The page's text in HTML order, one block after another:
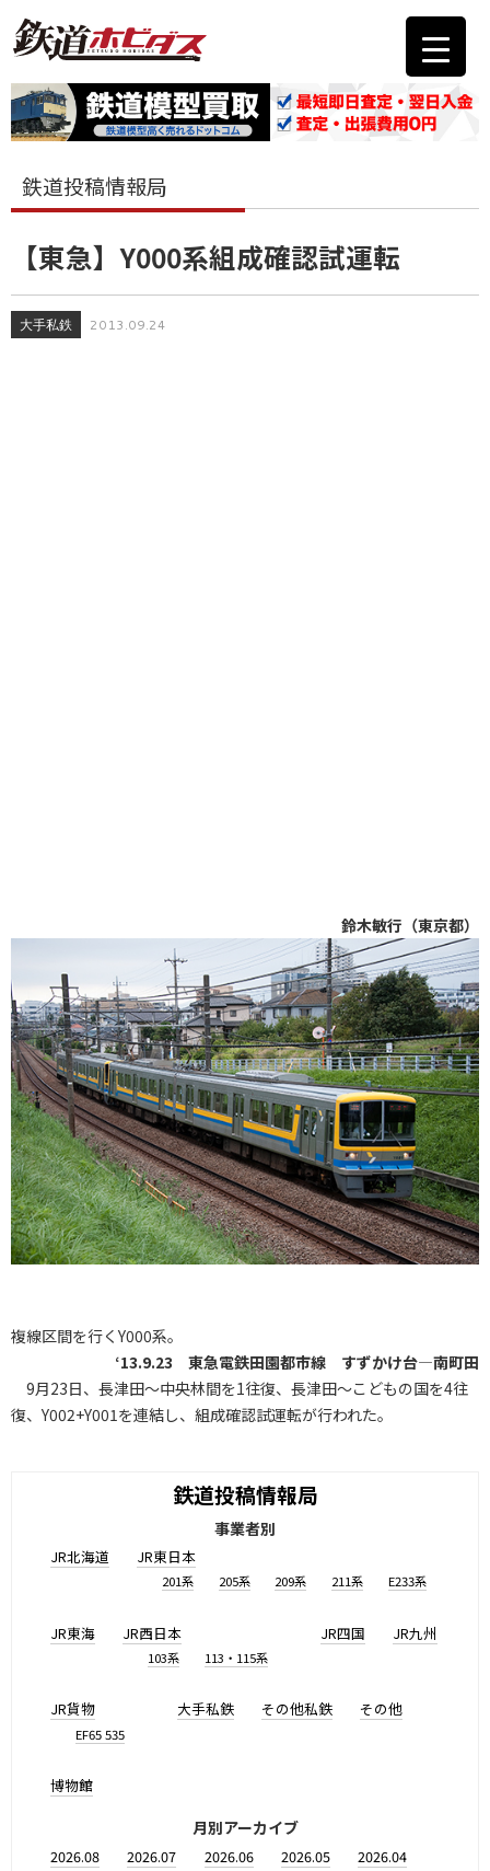
鉄道投稿情報局
【東急】Y000系組成確認試運転
大手私鉄 2013.09.24
鈴木敏行（東京都）
複線区間を行くY000系。
‘13.9.23 東急電鉄田園都市線 すずかけ台―南町田
9月23日、長津田～中央林間を1往復、長津田～こどもの国を4往
復、Y002+Y001を連結し、組成確認試運転が行われた。
鉄道投稿情報局
事業者別
JR北海道 JR東日本
201系 205系 209系 211系 E233系
JR東海 JR西日本
103系 113・115系
JR四国 JR九州
JR貨物
EF65 535
大手私鉄 その他私鉄 その他
博物館
月別アーカイブ
2026.08 2026.07 2026.06 2026.05
2026.04